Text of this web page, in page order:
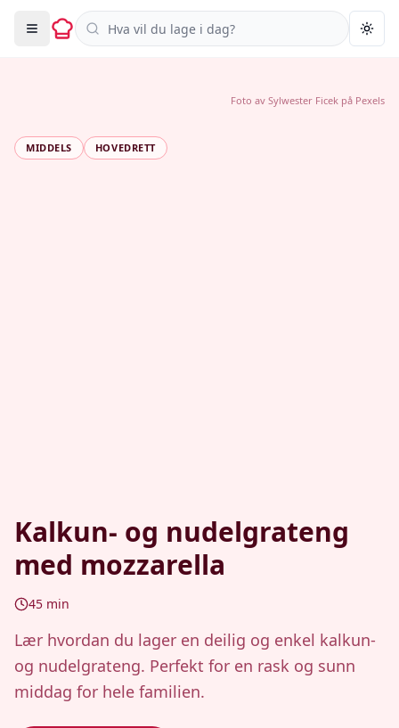
Søk i oppskrifter
MIDDELS HOVEDRETT
Kalkun- og nudelgrateng
med mozzarella
45 min
Lær hvordan du lager en deilig og enkel kalkun-
og nudelgrateng. Perfekt for en rask og sunn
middag for hele familien.
Foto av Sylwester Ficek på Pexels